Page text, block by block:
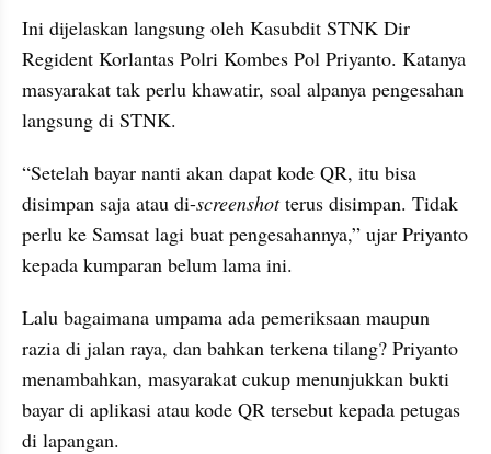
Ini dijelaskan langsung oleh Kasubdit STNK Dir
Regident Korlantas Polri Kombes Pol Priyanto. Katanya
masyarakat tak perlu khawatir, soal alpanya pengesahan
langsung di STNK.
“Setelah bayar nanti akan dapat kode QR, itu bisa
disimpan saja atau di-screenshot terus disimpan. Tidak
perlu ke Samsat lagi buat pengesahannya,” ujar Priyanto
kepada kumparan belum lama ini.
Lalu bagaimana umpama ada pemeriksaan maupun
razia di jalan raya, dan bahkan terkena tilang? Priyanto
menambahkan, masyarakat cukup menunjukkan bukti
bayar di aplikasi atau kode QR tersebut kepada petugas
di lapangan.